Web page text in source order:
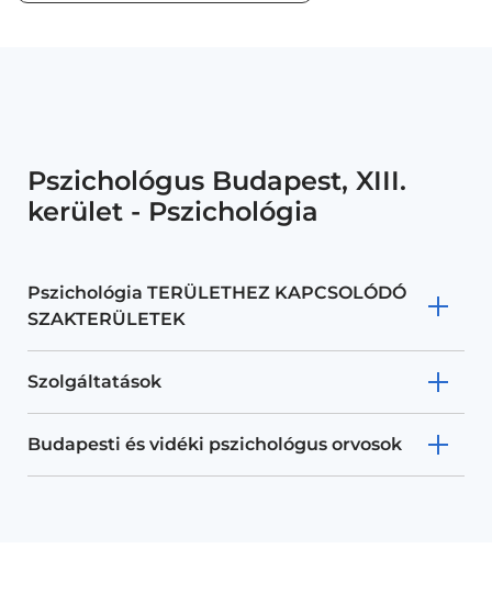
Pszichológus Budapest, XIII.
kerület - Pszichológia
Pszichológia TERÜLETHEZ KAPCSOLÓDÓ
SZAKTERÜLETEK
Szolgáltatások
Budapesti és vidéki pszichológus orvosok